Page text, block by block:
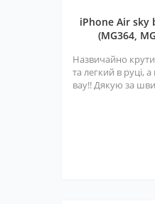
iPhone Air sky
(MG364,
Назвичайно
та легкий в руці,
вау!! Дякую за